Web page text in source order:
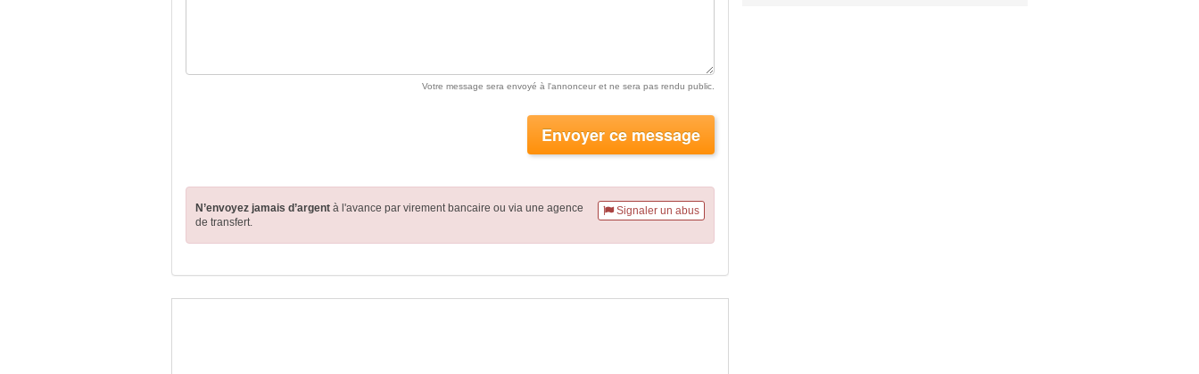
Votre message sera envoyé à l'annonceur et ne sera pas rendu public.
Envoyer ce message
Signaler un abus
N’envoyez jamais d’argent à l'avance par virement bancaire ou via une agence
de transfert.